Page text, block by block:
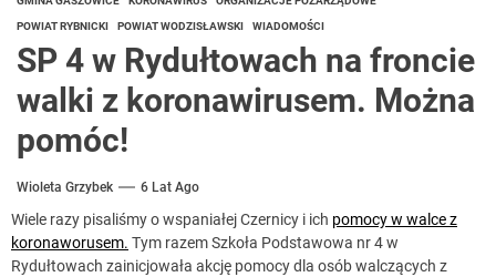
POWIAT RYBNICKI POWIAT WODZISŁAWSKI WIADOMOŚCI
SP 4 w Rydułtowach na froncie
walki z koronawirusem. Można
pomóc!
Wioleta Grzybek 6 Lat Ago
Wiele razy pisaliśmy o wspaniałej Czernicy i ich pomocy w walce z
koronaworusem. Tym razem Szkoła Podstawowa nr 4 w
Rydułtowach zainicjowała akcję pomocy dla osób walczących z